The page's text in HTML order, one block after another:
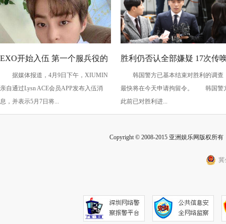
EXO开始入伍 第一个服兵役的
是他！
据媒体报道，4月9日下午，XIUMIN
亲自通过Lysn ACE会员APP发布入伍消
息，并表示5月7日将...
胜利仍否认全部嫌疑 17次传
调查后仍想洗脱嫌疑
韩国警方已基本结束对胜利的调查
最快将在今天申请拘留令。 韩国警
此前已对胜利进...
Copyright © 2008-2015 亚洲娱乐网版权所
冀